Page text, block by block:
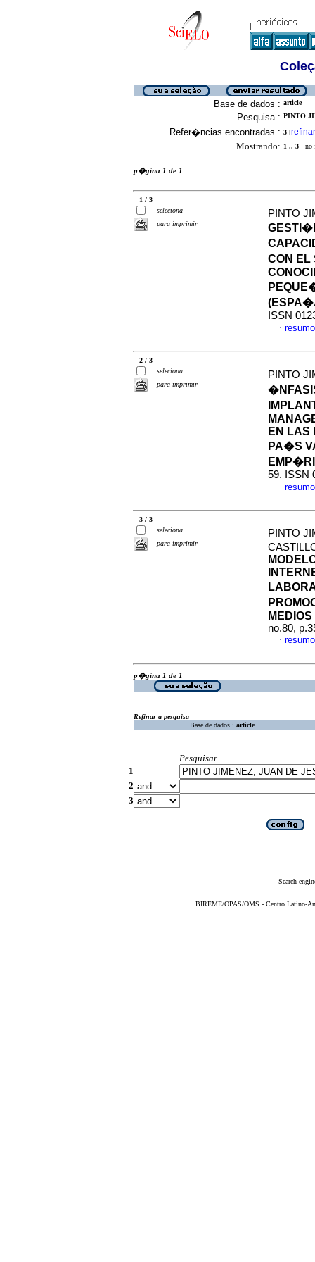
Base de dados : article
Pesquisa : PINTO
Refer�ncias encontradas : 3 [refinar
Mostrando: 1 .. 3 no
p�gina 1 de 1
1 / 3
seleciona
para imprimir
PINTO
CON EL
ISSN
·
2 / 3
seleciona
para imprimir
PINTO
EN LAS
PA�S
59. ISSN
·
3 / 3
seleciona
para imprimir
PINTO
no.80,
·
p�gina 1 de 1
Refinar a pesquisa
Base de dados : article
Pesquisar
1
2
3
Search
BIREME/OPAS/OMS - Centro Latino-